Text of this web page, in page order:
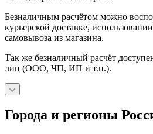
Безналичным расчётом можно
курьерской доставке,
самовывоза из магазина.
Так же безналичный расчёт
лиц (ООО, ЧП, ИП и т.п.).
Города и регионы